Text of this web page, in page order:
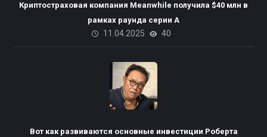
Криптостраховая компания Meanwhile получила $40 млн в
рамках раунда серии А
11.04.2025 40
Вот как развиваются основные инвестиции Роберта